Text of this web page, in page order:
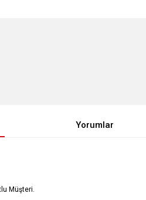
Yorumlar
Müşteri.